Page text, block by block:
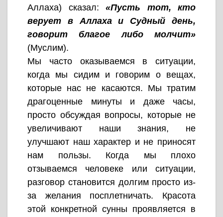
Аллаха) сказал: «Пусть тот, кто
верует в Аллаха и Судный день,
говорит благое либо молчит»
(Муслим).
Мы часто оказываемся в ситуации,
когда мы сидим и говорим о вещах,
которые нас не касаются. Мы тратим
драгоценные минуты и даже часы,
просто обсуждая вопросы, которые не
увеличивают наши знания, не
улучшают наш характер и не приносят
нам пользы. Когда мы плохо
отзываемся человеке или ситуации,
разговор становится долгим просто из-
за желания посплетничать. Красота
этой конкретной сунны проявляется в